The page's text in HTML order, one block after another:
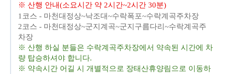
※ 산행 안내(소요시간 약 2시간~2시간 30분)
1코스 - 마천대정상~낙조대~수락폭포~수락계곡주차장
2코스 - 마천대정상~군지계곡~군지구름다리~수락계곡주
차장
※ 산행 하실 분들은 수락계곡주차장에서 약속된 시간에 차
량 탑승하셔야 합니다.
※ 약속시간 어길 시 개별적으로 장태산휴양림으로 이동하